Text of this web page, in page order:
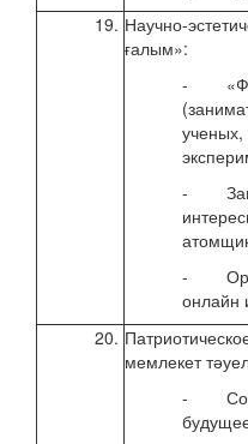
19. Научно-
ғалым»:
-
ученых,
-
-
онлайн
20.
мемлекет
-